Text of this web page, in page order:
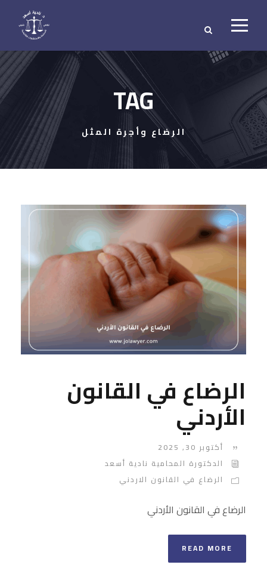
TAG
الرضاع وأجرة المثل
الرضاع في القانون
الأردني
أكتوبر 30, 2025
الدكتورة المحامية نادية أسعد
الرضاع في القانون الاردني
الرضاع في القانون الأردني
READ MORE